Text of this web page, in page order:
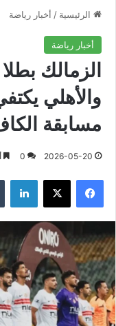
الرئيسية / أخبار رياضة
أخبار رياضة
الزمالك
والأهلي
مسابقة
2026-05-20
0
فيسبوك X